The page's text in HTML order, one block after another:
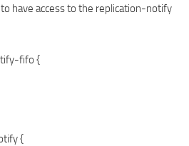
have access to the replication-notify
fifo {
{